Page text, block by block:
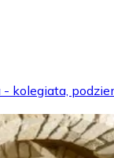
kolegiata,